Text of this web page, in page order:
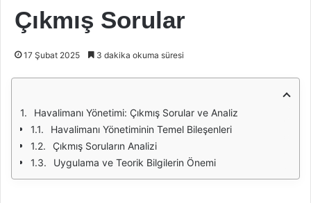
Çıkmış Sorular
17 Şubat 2025 3 dakika okuma süresi
Havalimanı Yönetimi: Çıkmış Sorular ve Analiz
Havalimanı Yönetiminin Temel Bileşenleri
Çıkmış Soruların Analizi
Uygulama ve Teorik Bilgilerin Önemi